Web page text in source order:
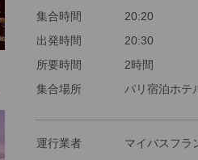
集合時間
20:20
出発時間
20:30
所要時間
2時間
集合場所
パリ宿泊ホテ
運行業者
マイバスフ